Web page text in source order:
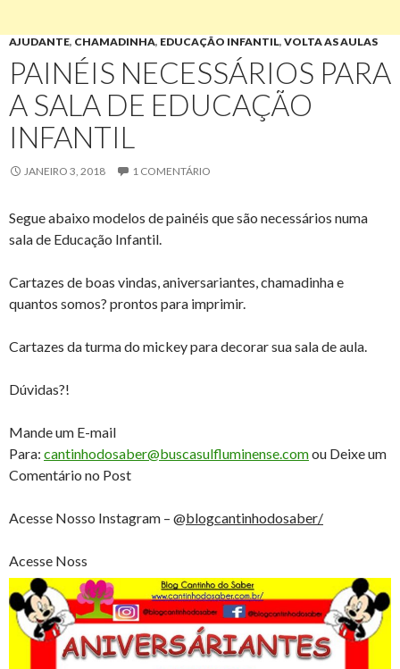
AJUDANTE, CHAMADINHA, EDUCAÇÃO INFANTIL, VOLTA AS AULAS
PAINÉIS NECESSÁRIOS PARA
A SALA DE EDUCAÇÃO
INFANTIL
JANEIRO 3, 2018 1 COMENTÁRIO
Segue abaixo modelos de painéis que são necessários numa
sala de Educação Infantil.
Cartazes de boas vindas, aniversariantes, chamadinha e
quantos somos? prontos para imprimir.
Cartazes da turma do mickey para decorar sua sala de aula.
Dúvidas?!
Mande um E-mail
Para: cantinhodosaber@buscasulfluminense.comou Deixe um
Comentário no Post
Acesse Nosso Instagram – @blogcantinhodosaber/
Acesse Noss